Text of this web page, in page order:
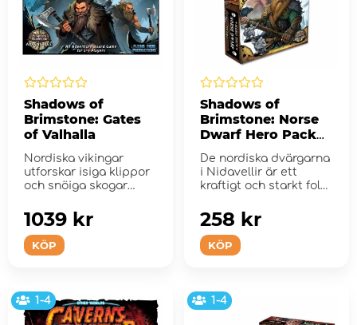
Shadows of
Brimstone: Gates
of Valhalla
Nordiska vikingar
utforskar isiga klippor
och snöiga skogar
odj...
KÖP
1039 kr
Shadows of
Brimstone: Norse
Dwarf Hero Pack
(Exp.)
De nordiska dvärgarna
i Nidavellir är ett
kraftigt och starkt folk,
KÖP
258 kr
1-4 1-4